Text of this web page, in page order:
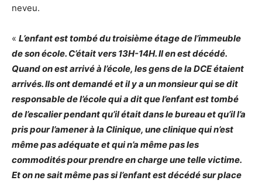
neveu.
« L’enfant est tombé du troisième étage de l’immeuble
de son école. C’était vers 13H-14H. Il en est décédé.
Quand on est arrivé à l’école, les gens de la DCE étaient
arrivés. Ils ont demandé et il y a un monsieur qui se dit
responsable de l’école qui a dit que l’enfant est tombé
de l’escalier pendant qu’il était dans le bureau et qu’il l’a
pris pour l’amener à la Clinique, une clinique qui n’est
même pas adéquate et qui n’a même pas les
commodités pour prendre en charge une telle victime.
Et on ne sait même pas si l’enfant est décédé sur place